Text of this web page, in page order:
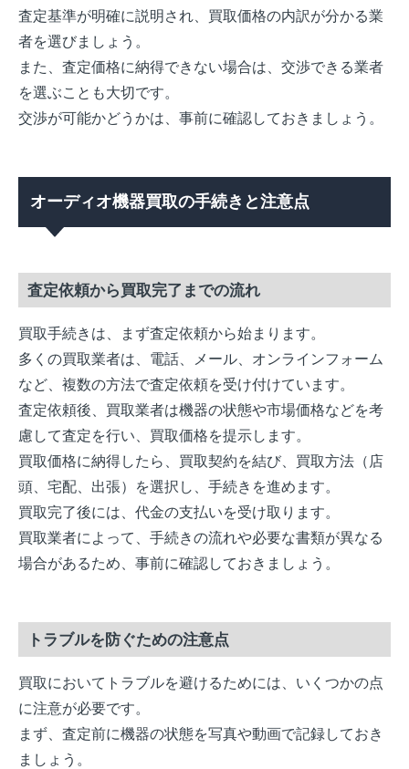
査定基準が明確に説明され、買取価格の内訳が分かる業
者を選びましょう。
また、査定価格に納得できない場合は、交渉できる業者
を選ぶことも大切です。
交渉が可能かどうかは、事前に確認しておきましょう。
オーディオ機器買取の手続きと注意点
査定依頼から買取完了までの流れ
買取手続きは、まず査定依頼から始まります。
多くの買取業者は、電話、メール、オンラインフォーム
など、複数の方法で査定依頼を受け付けています。
査定依頼後、買取業者は機器の状態や市場価格などを考
慮して査定を行い、買取価格を提示します。
買取価格に納得したら、買取契約を結び、買取方法（店
頭、宅配、出張）を選択し、手続きを進めます。
買取完了後には、代金の支払いを受け取ります。
買取業者によって、手続きの流れや必要な書類が異なる
場合があるため、事前に確認しておきましょう。
トラブルを防ぐための注意点
買取においてトラブルを避けるためには、いくつかの点
に注意が必要です。
まず、査定前に機器の状態を写真や動画で記録しておき
ましょう。